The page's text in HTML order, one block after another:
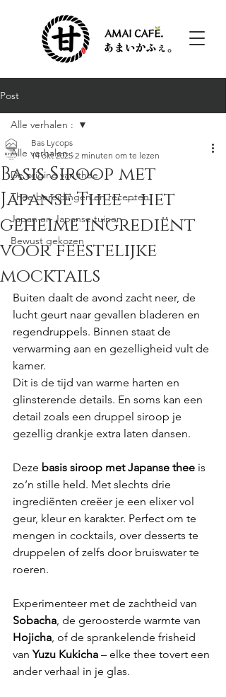
Post
Alle verhalen :
De origine van thee
Thee bereidingen en recepten
Japan en Japanse tuinen
Bewust gekozen
Alle verhalen :
Basis Siroop met
Japanse Thee – het
geheime ingrediënt
voor feestelijke
mocktails
Bas Lycops
14 okt 2025 2 minuten om te lezen
Buiten daalt de avond zacht neer, de
lucht geurt naar gevallen bladeren en
regendruppels. Binnen staat de
verwarming aan en gezelligheid vult de
kamer.
Dit is de tijd van warme harten en
glinsterende details. En soms kan een
detail zoals een druppel siroop je
gezellig drankje extra laten dansen.
Deze basis siroop met Japanse thee is
zo’n stille held. Met slechts drie
ingrediënten creëer je een elixer vol
geur, kleur en karakter. Perfect om te
mengen in cocktails, over desserts te
druppelen of zelfs door bruiswater te
roeren.
Experimenteer met de zachtheid van
Sobacha, de geroosterde warmte van
Hojicha, of de sprankelende frisheid
van Yuzu Kukicha – elke thee tovert een
ander verhaal in je glas.